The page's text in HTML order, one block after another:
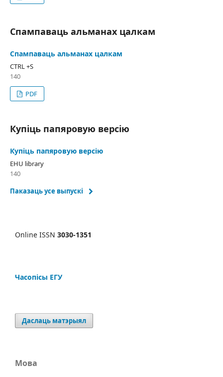
Спампаваць альманах цалкам
Спампаваць альманах цалкам
CTRL +S
140
PDF
Купіць папяровую версію
Купіць папяровую версію
EHU library
140
Паказаць усе выпускі
Online ISSN 3030-1351
Часопісы ЕГУ
Даслаць матэрыял
Мова